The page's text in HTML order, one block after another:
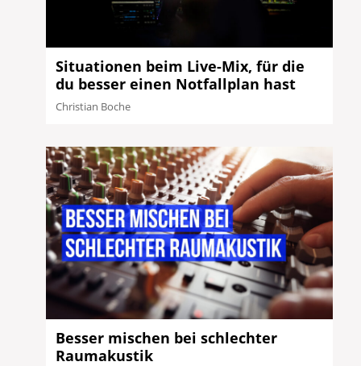
Situationen beim Live-Mix, für die
du besser einen Notfallplan hast
Christian Boche
Besser mischen bei schlechter
Raumakustik